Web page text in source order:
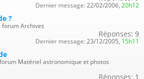
Dernier message: 22/02/2006, 20h12
?
forum Archives
Réponses: 9
Dernier message: 23/12/2005, 15h11
Matériel astronomique et photos
Réponses: 1